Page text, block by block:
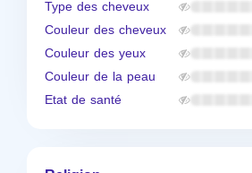
Type des cheveux
Couleur des cheveux
Couleur des yeux
Couleur de la peau
Etat de santé